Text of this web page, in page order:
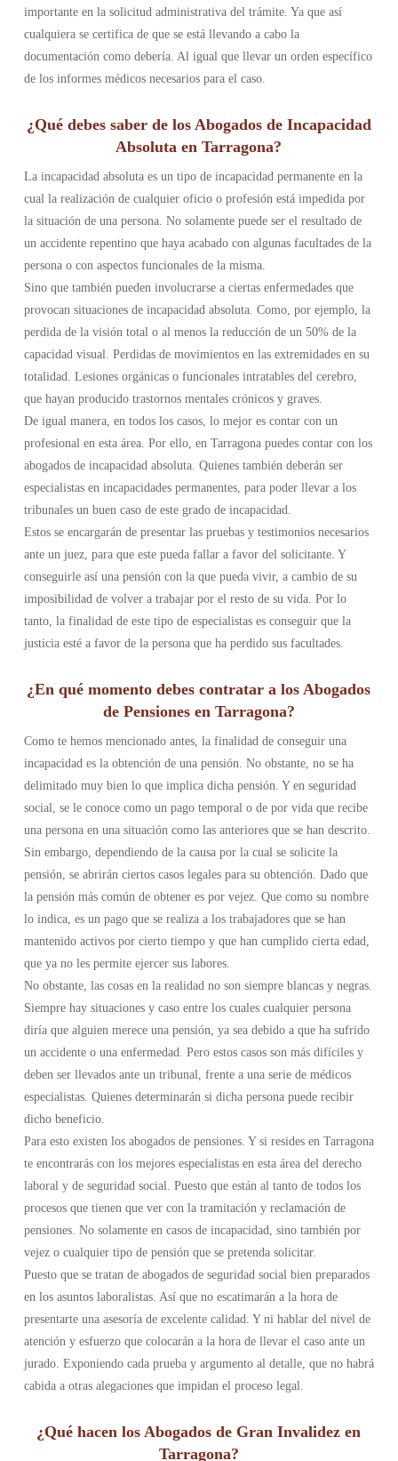
importante en la solicitud administrativa del trámite. Ya que así
cualquiera se certifica de que se está llevando a cabo la
documentación como debería. Al igual que llevar un orden específico
de los informes médicos necesarios para el caso.
¿Qué debes saber de los Abogados de Incapacidad
Absoluta en Tarragona?
La incapacidad absoluta es un tipo de incapacidad permanente en la
cual la realización de cualquier oficio o profesión está impedida por
la situación de una persona. No solamente puede ser el resultado de
un accidente repentino que haya acabado con algunas facultades de la
persona o con aspectos funcionales de la misma.
Sino que también pueden involucrarse a ciertas enfermedades que
provocan situaciones de incapacidad absoluta. Como, por ejemplo, la
perdida de la visión total o al menos la reducción de un 50% de la
capacidad visual. Perdidas de movimientos en las extremidades en su
totalidad. Lesiones orgánicas o funcionales intratables del cerebro,
que hayan producido trastornos mentales crónicos y graves.
De igual manera, en todos los casos, lo mejor es contar con un
profesional en esta área. Por ello, en Tarragona puedes contar con los
abogados de incapacidad absoluta. Quienes también deberán ser
especialistas en incapacidades permanentes, para poder llevar a los
tribunales un buen caso de este grado de incapacidad.
Estos se encargarán de presentar las pruebas y testimonios necesarios
ante un juez, para que este pueda fallar a favor del solicitante. Y
conseguirle así una pensión con la que pueda vivir, a cambio de su
imposibilidad de volver a trabajar por el resto de su vida. Por lo
tanto, la finalidad de este tipo de especialistas es conseguir que la
justicia esté a favor de la persona que ha perdido sus facultades.
¿En qué momento debes contratar a los Abogados
de Pensiones en Tarragona?
Como te hemos mencionado antes, la finalidad de conseguir una
incapacidad es la obtención de una pensión. No obstante, no se ha
delimitado muy bien lo que implica dicha pensión. Y en seguridad
social, se le conoce como un pago temporal o de por vida que recibe
una persona en una situación como las anteriores que se han descrito.
Sin embargo, dependiendo de la causa por la cual se solicite la
pensión, se abrirán ciertos casos legales para su obtención. Dado que
la pensión más común de obtener es por vejez. Que como su nombre
lo indica, es un pago que se realiza a los trabajadores que se han
mantenido activos por cierto tiempo y que han cumplido cierta edad,
que ya no les permite ejercer sus labores.
No obstante, las cosas en la realidad no son siempre blancas y negras.
Siempre hay situaciones y caso entre los cuales cualquier persona
diría que alguien merece una pensión, ya sea debido a que ha sufrido
un accidente o una enfermedad. Pero estos casos son más difíciles y
deben ser llevados ante un tribunal, frente a una serie de médicos
especialistas. Quienes determinarán si dicha persona puede recibir
dicho beneficio.
Para esto existen los abogados de pensiones. Y si resides en Tarragona
te encontrarás con los mejores especialistas en esta área del derecho
laboral y de seguridad social. Puesto que están al tanto de todos los
procesos que tienen que ver con la tramitación y reclamación de
pensiones. No solamente en casos de incapacidad, sino también por
vejez o cualquier tipo de pensión que se pretenda solicitar.
Puesto que se tratan de abogados de seguridad social bien preparados
en los asuntos laboralistas. Así que no escatimarán a la hora de
presentarte una asesoría de excelente calidad. Y ni hablar del nivel de
atención y esfuerzo que colocarán a la hora de llevar el caso ante un
jurado. Exponiendo cada prueba y argumento al detalle, que no habrá
cabida a otras alegaciones que impidan el proceso legal.
¿Qué hacen los Abogados de Gran Invalidez en
Tarragona?